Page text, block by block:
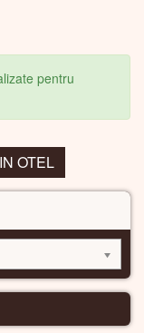
pentru
OTEL